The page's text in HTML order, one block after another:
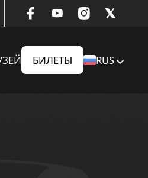
БИЛЕТЫ RUS